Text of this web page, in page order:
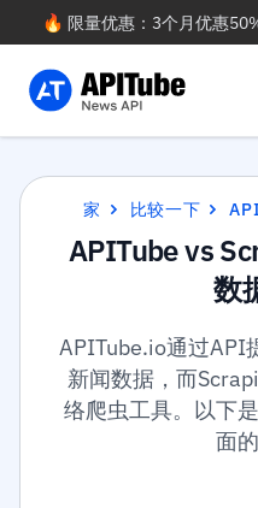
🔥 限量优惠：3个月优惠
家 比较一下
APITube vs
数
APITube.io通过API
新闻数据，而
络爬虫工具。以下
面